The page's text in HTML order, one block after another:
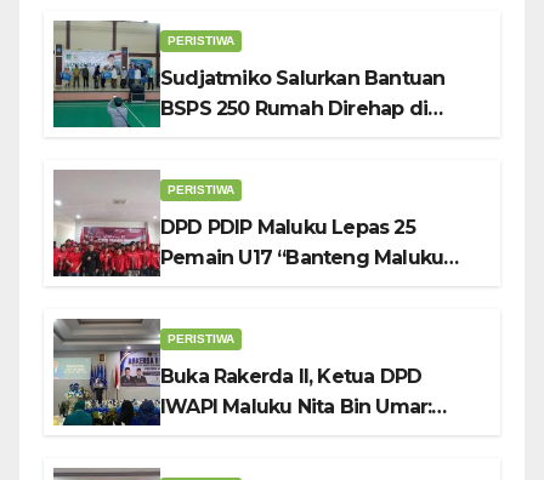
PERISTIWA
Sudjatmiko Salurkan Bantuan
BSPS 250 Rumah Direhap di
PERISTIWA
DPD PDIP Maluku Lepas 25
Pemain U17 “Banteng Maluku
PERISTIWA
Buka Rakerda II, Ketua DPD
IWAPI Maluku Nita Bin Umar: